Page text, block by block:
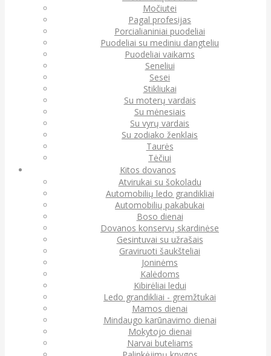
Močiutei
Pagal profesijas
Porcialianiniai puodeliai
Puodeliai su mediniu dangteliu
Puodeliai vaikams
Seneliui
Sesei
Stikliukai
Su moterų vardais
Su mėnesiais
Su vyrų vardais
Su zodiako ženklais
Taurės
Tėčiui
Kitos dovanos
Atvirukai su šokoladu
Automobilių ledo grandikliai
Automobilių pakabukai
Boso dienai
Dovanos konservų skardinėse
Gesintuvai su užrašais
Graviruoti šaukšteliai
Joninėms
Kalėdoms
Kibirėliai ledui
Ledo grandikliai - gremžtukai
Mamos dienai
Mindaugo karūnavimo dienai
Mokytojo dienai
Narvai buteliams